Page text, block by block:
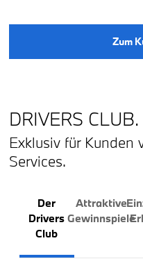
Zum
DRIVERS CLUB.
Exklusiv für Kunden
Services.
Der
Drivers
Club
Attraktive
Gewinnspiele